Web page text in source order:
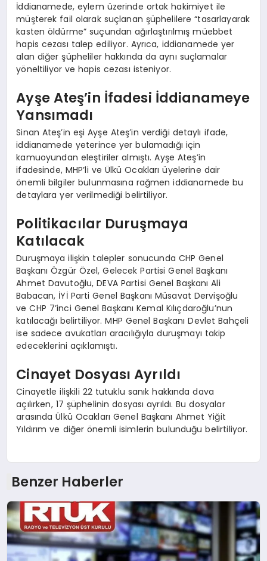
İddianamede, eylem üzerinde ortak hakimiyet ile
müşterek fail olarak suçlanan şüphelilere “tasarlayarak
kasten öldürme” suçundan ağırlaştırılmış müebbet
hapis cezası talep ediliyor. Ayrıca, iddianamede yer
alan diğer şüpheliler hakkında da aynı suçlamalar
yöneltiliyor ve hapis cezası isteniyor.
Ayşe Ateş’in İfadesi İddianameye
Yansımadı
Sinan Ateş’in eşi Ayşe Ateş’in verdiği detaylı ifade,
iddianamede yeterince yer bulamadığı için
kamuoyundan eleştiriler almıştı. Ayşe Ateş’in
ifadesinde, MHP’li ve Ülkü Ocakları üyelerine dair
önemli bilgiler bulunmasına rağmen iddianamede bu
detaylara yer verilmediği belirtiliyor.
Politikacılar Duruşmaya
Katılacak
Duruşmaya ilişkin talepler sonucunda CHP Genel
Başkanı Özgür Özel, Gelecek Partisi Genel Başkanı
Ahmet Davutoğlu, DEVA Partisi Genel Başkanı Ali
Babacan, İYİ Parti Genel Başkanı Müsavat Dervişoğlu
ve CHP 7’inci Genel Başkanı Kemal Kılıçdaroğlu’nun
katılacağı belirtiliyor. MHP Genel Başkanı Devlet Bahçeli
ise sadece avukatları aracılığıyla duruşmayı takip
edeceklerini açıklamıştı.
Cinayet Dosyası Ayrıldı
Cinayetle ilişkili 22 tutuklu sanık hakkında dava
açılırken, 17 şüphelinin dosyası ayrıldı. Bu dosyalar
arasında Ülkü Ocakları Genel Başkanı Ahmet Yiğit
Yıldırım ve diğer önemli isimlerin bulunduğu belirtiliyor.
Benzer Haberler